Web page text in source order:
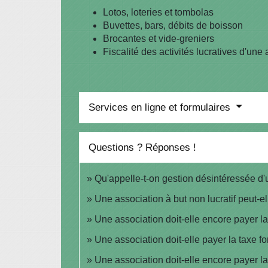
Lotos, loteries et tombolas
Buvettes, bars, débits de boisson
Brocantes et vide-greniers
Fiscalité des activités lucratives d'une
Services en ligne et formulaires
Questions ? Réponses !
Qu'appelle-t-on gestion désintéressée
Une association à but non lucratif peut-
Une association doit-elle encore payer
Une association doit-elle payer la taxe
Une association doit-elle encore payer